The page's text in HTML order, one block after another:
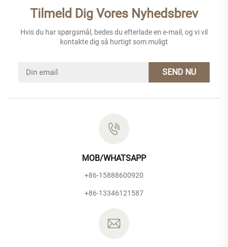
Tilmeld Dig Vores Nyhedsbrev
Hvis du har spørgsmål, bedes du efterlade en e-mail, og vi vil
kontakte dig så hurtigt som muligt
SEND NU
MOB/WHATSAPP
+86-15888600920
+86-13346121587